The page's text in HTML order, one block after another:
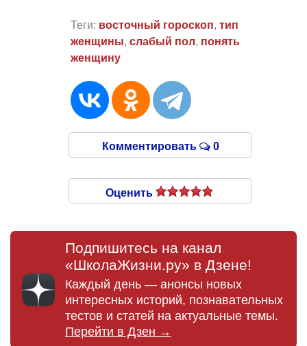
Теги: восточный гороскоп, тип
женщины, слабый пол, понять
женщину
Комментировать 0
Оценить
Подпишитесь на канал
«ШколаЖизни.ру» в Дзене!
Каждый день — анонсы новых
интересных историй, познавательных
тестов и статей на актуальные темы.
Перейти в Дзен →